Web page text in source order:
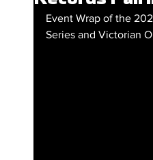
Event Wrap of the
Series and Victorian